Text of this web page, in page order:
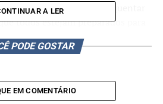
que se queria somente frequentar
todos estejam preparados para
Nesse momento da crise
as aulas não é uma atividade
sociais de alunos e pais para que
qualidade de vida de suas
A LER
PODE GOSTAR
EM COMENTÁRIO